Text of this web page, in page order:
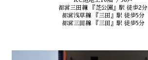
都営三田線 『芝公園』駅 徒歩2分
都営浅草線 『三田』駅 徒歩5分
都営三田線 『三田』駅 徒歩5分